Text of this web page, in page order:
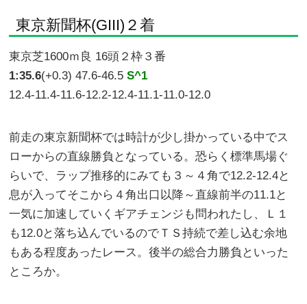
東京新聞杯(GIII)２着
東京芝1600ｍ良 16頭２枠３番
1:35.6(+0.3) 47.6-46.5S^1
12.4-11.4-11.6-12.2-12.4-11.1-11.0-12.0
前走の東京新聞杯では時計が少し掛かっている中でス
ローからの直線勝負となっている。恐らく標準馬場ぐ
らいで、ラップ推移的にみても３～４角で12.2-12.4と
息が入ってそこから４角出口以降～直線前半の11.1と
一気に加速していくギアチェンジも問われたし、Ｌ１
も12.0と落ち込んでいるのでＴＳ持続で差し込む余地
もある程度あったレース。後半の総合力勝負といった
ところか。